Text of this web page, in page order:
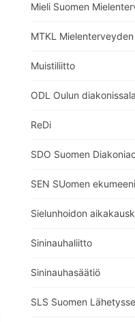
Mieli Suomen
MTKL
Muistiliitto
ODL Oulun
ReDi
SDO Suomen
SEN SUomen
Sielunhoidon
Sininauhaliitto
Sininauhasäätiö
SLS Suomen